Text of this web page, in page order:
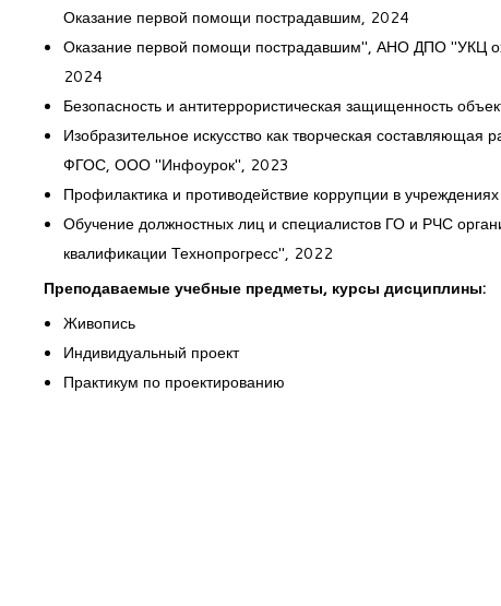
Оказание первой помощи пострадавшим, 2024
Оказание первой помощи пострадавшим", АНО ДПО "УКЦ
2024
Безопасность и антитеррористическая защищенность
Изобразительное искусство как творческая
ФГОС, ООО "Инфоурок", 2023
Профилактика и противодействие коррупции в
Обучение должностных лиц и специалистов ГО и РЧС
квалификации Технопрогресс", 2022
Преподаваемые учебные предметы, курсы дисциплины:
Живопись
Индивидуальный проект
Практикум по проектированию